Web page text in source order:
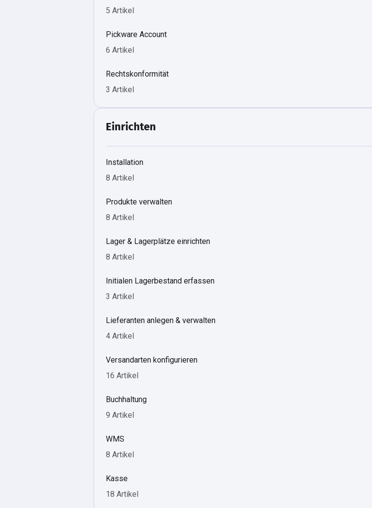
5 Artikel
Pickware Account
6 Artikel
Rechtskonformität
3 Artikel
Einrichten
Installation
8 Artikel
Produkte verwalten
8 Artikel
Lager & Lagerplätze einrichten
8 Artikel
Initialen Lagerbestand erfassen
3 Artikel
Lieferanten anlegen & verwalten
4 Artikel
Versandarten konfigurieren
16 Artikel
Buchhaltung
9 Artikel
WMS
8 Artikel
Kasse
18 Artikel